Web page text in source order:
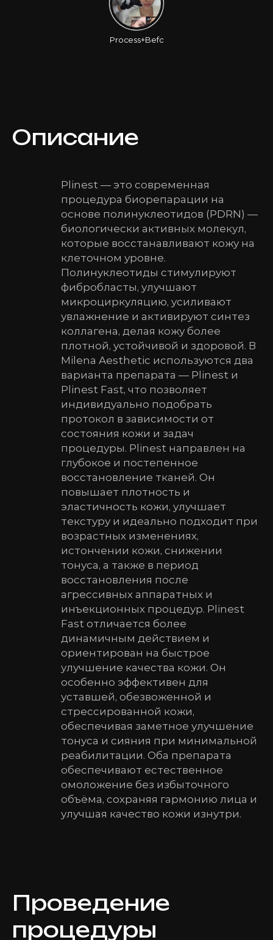
Process+Before/After
Описание
Plinest — это современная
процедура биорепарации на
основе полинуклеотидов (PDRN) —
биологически активных молекул,
которые восстанавливают кожу на
клеточном уровне.
Полинуклеотиды стимулируют
фибробласты, улучшают
микроциркуляцию, усиливают
увлажнение и активируют синтез
коллагена, делая кожу более
плотной, устойчивой и здоровой. В
Milena Aesthetic используются два
варианта препарата — Plinest и
Plinest Fast, что позволяет
индивидуально подобрать
протокол в зависимости от
состояния кожи и задач
процедуры. Plinest направлен на
глубокое и постепенное
восстановление тканей. Он
повышает плотность и
эластичность кожи, улучшает
текстуру и идеально подходит при
возрастных изменениях,
истончении кожи, снижении
тонуса, а также в период
восстановления после
агрессивных аппаратных и
инъекционных процедур. Plinest
Fast отличается более
динамичным действием и
ориентирован на быстрое
улучшение качества кожи. Он
особенно эффективен для
уставшей, обезвоженной и
стрессированной кожи,
обеспечивая заметное улучшение
тонуса и сияния при минимальной
реабилитации. Оба препарата
обеспечивают естественное
омоложение без избыточного
объёма, сохраняя гармонию лица и
улучшая качество кожи изнутри.
Проведение
процедуры